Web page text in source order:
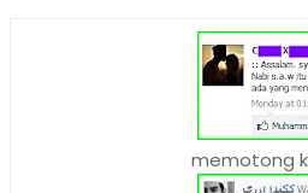
memotong